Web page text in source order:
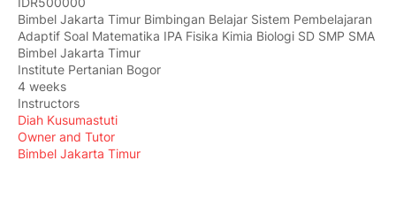
Bimbel Jakarta Timur Bimbingan Belajar Sistem Pembelajaran
Adaptif Soal Matematika IPA Fisika Kimia Biologi SD SMP SMA
Bimbel Jakarta Timur
Institute Pertanian Bogor
4 weeks
Instructors
Diah Kusumastuti
Owner and Tutor
Bimbel Jakarta Timur